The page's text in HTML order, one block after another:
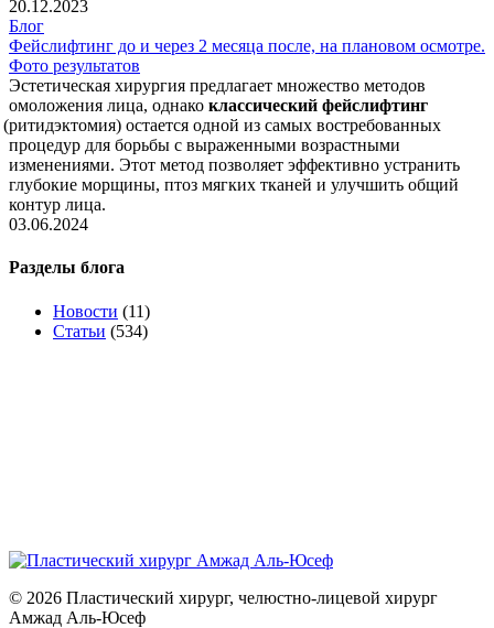
20.12.2023
Блог
Фейслифтинг до и через 2 месяца после, на плановом осмотре.
Фото результатов
Эстетическая хирургия предлагает множество методов
омоложения лица, однако классический фейслифтинг
(ритидэктомия) остается одной из самых востребованных
процедур для борьбы с выраженными возрастными
изменениями. Этот метод позволяет эффективно устранить
глубокие морщины, птоз мягких тканей и улучшить общий
контур лица.
03.06.2024
Разделы блога
Новости (11)
Статьи (534)
© 2026 Пластический хирург, челюстно-лицевой хирург
Амжад Аль-Юсеф